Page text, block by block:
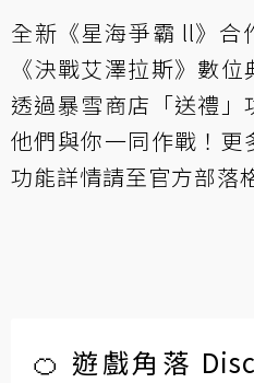
全新《星海爭霸 ll》合
《決戰艾澤拉斯》數
透過暴雪商店「送禮
他們與你一同作戰！更
功能詳情請至官方部落
🍊 遊戲角落